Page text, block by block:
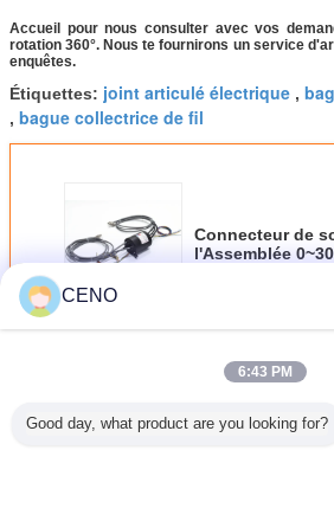
Accueil pour nous consulter avec vos
rotation 360°. Nous te fournirons un service
enquêtes.
Étiquettes: joint articulé électrique ,
, bague collectrice de fil
Connecteur de
l'Assemblée
Continuer
CENO
6:43 PM
Good day, what product are you looking for?